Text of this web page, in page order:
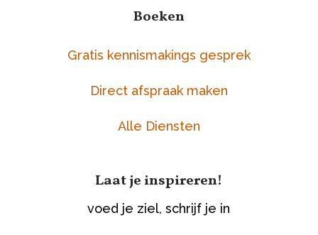
Boeken
Gratis kennismakings gesprek
Direct afspraak maken
Alle Diensten
Laat je inspireren!
voed je ziel, schrijf je in